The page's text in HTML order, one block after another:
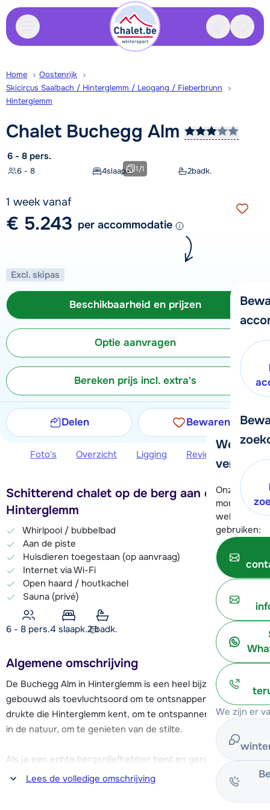
Contact
We
verder!
Onze
moment
wel alvast
gebruiken:
We zijn er
Home
Oostenrijk
Skicircus Saalbach / Hinterglemm / Leogang / Fieberbrunn
Hinterglemm
Chalet Buchegg Alm
6 - 8 pers.
6 - 8 4slaapk. 2badk.
1/1
1 week vanaf
€ 5.243 per accommodatie
Excl. skipas
Beschikbaarheid en prijzen
Optie aanvragen
Bereken prijs incl. extra's
Delen Bewaren
Foto's Overzicht Ligging Reviews
Schitterend chalet op de berg aan de piste in
Hinterglemm
Whirlpool / bubbelbad
Aan de piste
Huisdieren toegestaan (op aanvraag)
Internet via Wi-Fi
Open haard / houtkachel
Sauna (privé)
6 - 8 pers.4 slaapk.2 badk.
Algemene omschrijving
De Buchegg Alm in Hinterglemm is een heel bijzonder chalet,
gebouwd als toevluchtsoord om te ontsnappen aan de
drukte die Hinterglemm kent, om te ontspannen op een plek
in de natuur, om te genieten van de stilte.
Als je een echte bergenliefhebber bent en geniet van al het
moois dat Oostenrijk te bieden heeft, ben je hier op de juiste
plek. In dit schitterende chalet kun je samen met familie
en/of vrienden geheel privé genieten van het samenzijn en
Lees de volledige omschrijving